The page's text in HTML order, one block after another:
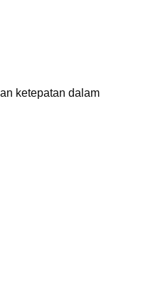
ketepatan dalam